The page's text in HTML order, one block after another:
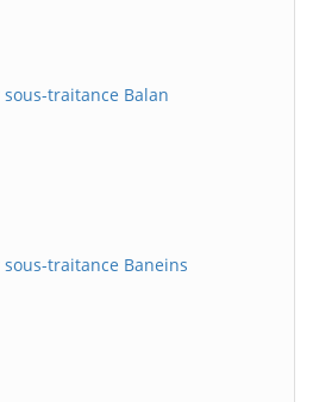
traitance Balan
traitance Baneins